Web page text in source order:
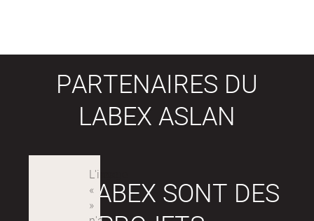
PARTENAIRES DU
LABEX ASLAN
LES LABEX SONT DES